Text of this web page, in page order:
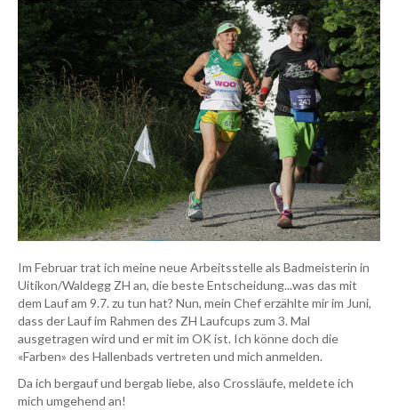
Im Februar trat ich meine neue Arbeitsstelle als Badmeisterin in
Uitikon/Waldegg ZH an, die beste Entscheidung...was das mit
dem Lauf am 9.7. zu tun hat? Nun, mein Chef erzählte mir im Juni,
dass der Lauf im Rahmen des ZH Laufcups zum 3. Mal
ausgetragen wird und er mit im OK ist. Ich könne doch die
«Farben» des Hallenbads vertreten und mich anmelden.
Da ich bergauf und bergab liebe, also Crossläufe, meldete ich
mich umgehend an!